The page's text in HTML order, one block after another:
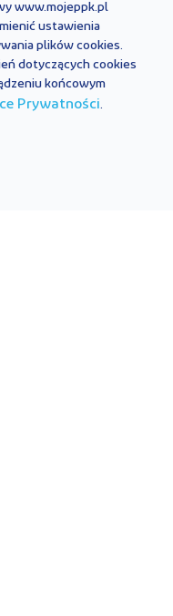
www.mojeppk.pl
ustawienia
plików cookies.
dotyczących cookies
końcowym
Prywatności.